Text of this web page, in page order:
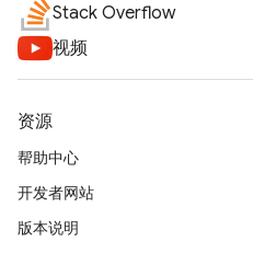
Stack Overflow
视频
资源
帮助中心
开发者网站
版本说明